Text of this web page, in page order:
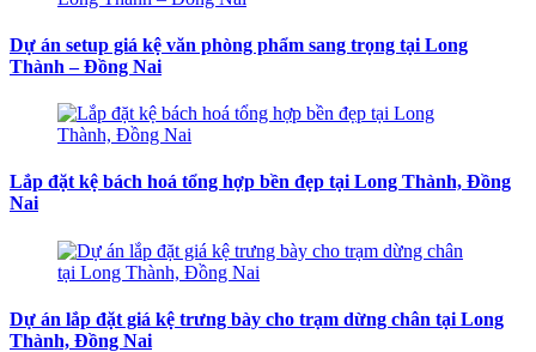
Dự án setup giá kệ văn phòng phẩm sang trọng tại Long
Thành – Đồng Nai
Lắp đặt kệ bách hoá tổng hợp bền đẹp tại Long Thành, Đồng
Nai
Dự án lắp đặt giá kệ trưng bày cho trạm dừng chân tại Long
Thành, Đồng Nai